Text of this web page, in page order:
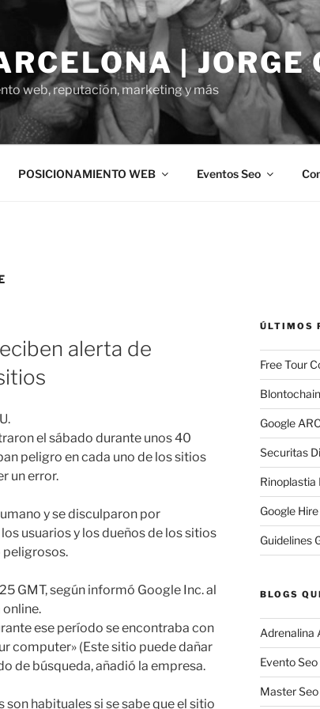
| JORGE
web, reputación, marketing y más
POSICIONAMIENTO WEB Eventos Seo
alerta de
el sábado durante unos 40
peligro en cada uno de los sitios
un error.
y se disculparon por
usuarios y los dueños de los sitios
GMT, según informó Google Inc. al
ese período se encontraba con
computer» (Este sitio puede dañar
de búsqueda, añadió la empresa.
habituales si se sabe que el sitio
ÚLTIMOS
Free Tour
Blontochain
Google
Securitas
Rinoplastia
Google
Guidelines
BLOGS
Adrenalina
Evento
Master Seo